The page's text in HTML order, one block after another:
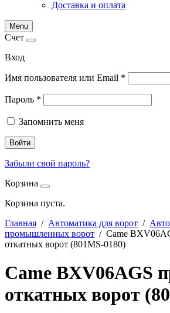
Доставка и оплата
Menu
Счет
Вход
Имя пользователя или Email *
Пароль *
Запомнить меня
Войти
Забыли свой пароль?
Корзина
Корзина пуста.
Главная / Автоматика для ворот /
промышленных ворот / Came
откатных ворот (801MS-0180)
Came BXV06AGS
откатных ворот